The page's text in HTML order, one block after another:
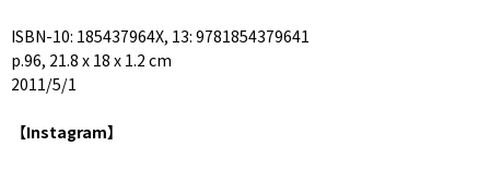
ISBN-10: 185437964X, 13: 9781854379641
p.96, 21.8 x 18 x 1.2 cm
2011/5/1
【Instagram】